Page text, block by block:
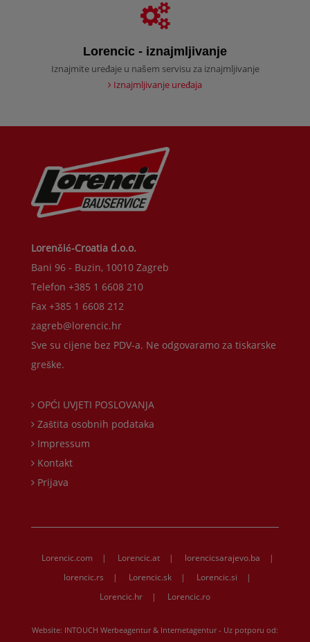
Lorencic - iznajmljivanje
Iznajmite uređaje u našem servisu za iznajmljivanje
Iznajmljivanje uređaja
Lorenčić-Croatia d.o.o.
Bani 96 - Buzin, 10010 Zagreb
Telefon +385 1 6608 210
Fax +385 1 6608 212
zagreb@lorencic.hr
Sve su cijene bez PDV-a. Ne odgovaramo za tiskarske
greške.
OPĆI UVJETI POSLOVANJA
Zaštita osobnih podataka
Impressum
Kontakt
Prijava
Lorencic.com | Lorencic.at | lorencicsarajevo.ba
|
lorencic.rs
| Lorencic.sk | Lorencic.si
|
Lorencic.hr
| Lorencic.ro
Website: INTOUCH Werbeagentur & Internetagentur- Uz potporu od: